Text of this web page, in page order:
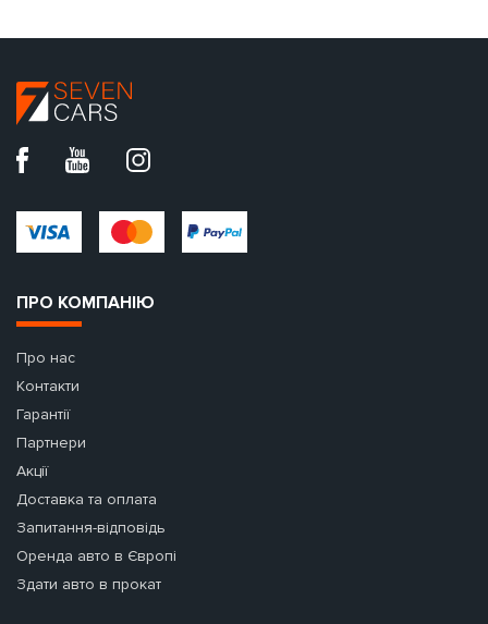
ПРО КОМПАНІЮ
Про нас
Контакти
Гарантії
Партнери
Акції
Доставка та оплата
Запитання-відповідь
Оренда авто в Європі
Здати авто в прокат